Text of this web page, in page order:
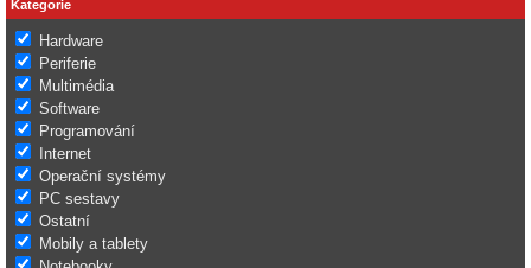
Kategorie
Hardware
Periferie
Multimédia
Software
Programování
Internet
Operační systémy
PC sestavy
Ostatní
Mobily a tablety